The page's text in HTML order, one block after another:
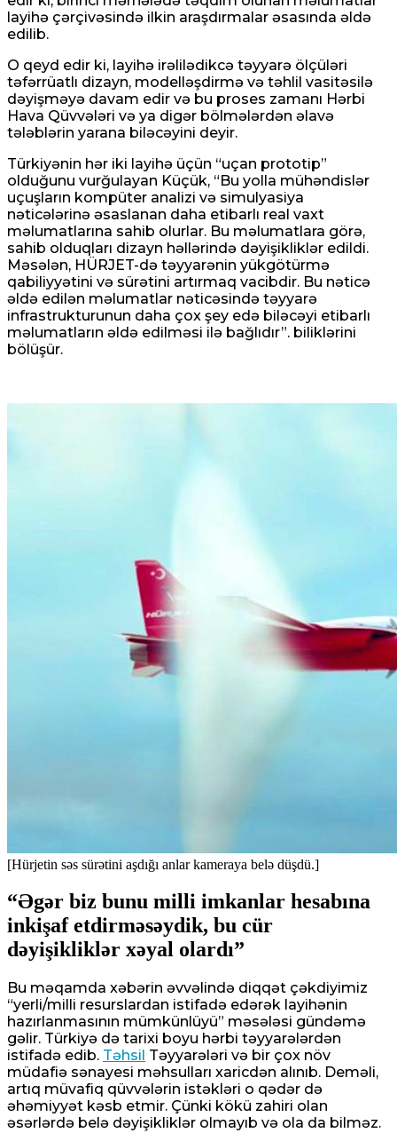
layihə çərçivəsində ilkin araşdırmalar əsasında əldə
edilib.
O qeyd edir ki, layihə irəlilədikcə təyyarə ölçüləri
təfərrüatlı dizayn, modelləşdirmə və təhlil vasitəsilə
dəyişməyə davam edir və bu proses zamanı Hərbi
Hava Qüvvələri və ya digər bölmələrdən əlavə
tələblərin yarana biləcəyini deyir.
Türkiyənin hər iki layihə üçün “uçan prototip”
olduğunu vurğulayan Küçük, “Bu yolla mühəndislər
uçuşların kompüter analizi və simulyasiya
nəticələrinə əsaslanan daha etibarlı real vaxt
məlumatlarına sahib olurlar. Bu məlumatlara görə,
sahib olduqları dizayn həllərində dəyişikliklər edildi.
Məsələn, HÜRJET-də təyyarənin yükgötürmə
qabiliyyətini və sürətini artırmaq vacibdir. Bu nəticə
əldə edilən məlumatlar nəticəsində təyyarə
infrastrukturunun daha çox şey edə biləcəyi etibarlı
məlumatların əldə edilməsi ilə bağlıdır”. biliklərini
bölüşür.
[Hürjetin səs sürətini aşdığı anlar kameraya belə düşdü.]
“Əgər biz bunu milli imkanlar hesabına
inkişaf etdirməsəydik, bu cür
dəyişikliklər xəyal olardı”
Bu məqamda xəbərin əvvəlində diqqət çəkdiyimiz
“yerli/milli resurslardan istifadə edərək layihənin
hazırlanmasının mümkünlüyü” məsələsi gündəmə
gəlir. Türkiyə də tarixi boyu hərbi təyyarələrdən
istifadə edib. Təhsil Təyyarələri və bir çox növ
müdafiə sənayesi məhsulları xaricdən alınıb. Deməli,
artıq müvafiq qüvvələrin istəkləri o qədər də
əhəmiyyət kəsb etmir. Çünki kökü zahiri olan
əsərlərdə belə dəyişikliklər olmayıb və ola da bilməz.